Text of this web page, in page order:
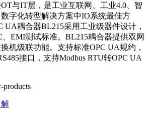
与IT层，是工业互联网、工业4.0、智
字化转型解决方案中IO系统最佳方
UA耦合器BL215采用工业级器件设计，
、EMI测试标准。BL215耦合器提供双网
机级联功能。支持标准OPC UA规约，
接口，支持Modbus RTU转OPC UA